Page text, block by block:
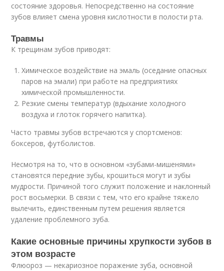
состояние здоровья. Непосредственно на состояние
зубов влияет смена уровня кислотности в полости рта.
Травмы
К трещинам зубов приводят:
Химическое воздействие на эмаль (оседание опасных
паров на эмали) при работе на предприятиях
химической промышленности.
Резкие смены температур (вдыхание холодного
воздуха и глоток горячего напитка).
Часто травмы зубов встречаются у спортсменов:
боксеров, футболистов.
Несмотря на то, что в основном «зубами-мишенями»
становятся передние зубы, крошиться могут и зубы
мудрости. Причиной того служит положение и наклонный
рост восьмерки. В связи с тем, что его крайне тяжело
вылечить, единственным путем решения является
удаление проблемного зуба.
Какие основные причины хрупкости зубов в
этом возрасте
Флюороз — некариозное поражение зуба, основной